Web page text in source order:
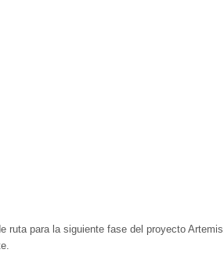
ruta para la siguiente fase del proyecto